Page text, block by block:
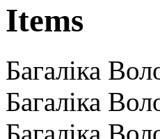
Items
Багаліка
Багаліка
Багаліка